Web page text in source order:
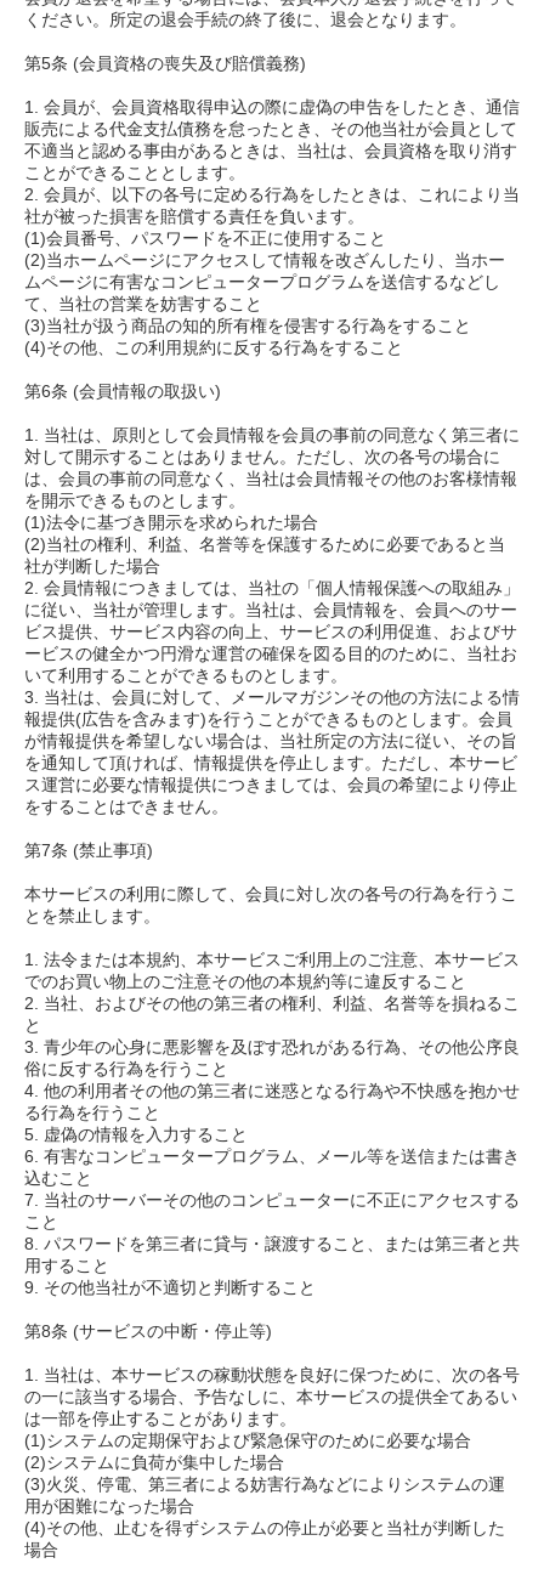
ください。所定の退会手続の終了後に、退会となります。
第5条 (会員資格の喪失及び賠償義務)
1. 会員が、会員資格取得申込の際に虚偽の申告をしたとき、通信
販売による代金支払債務を怠ったとき、その他当社が会員として
不適当と認める事由があるときは、当社は、会員資格を取り消す
ことができることとします。
2. 会員が、以下の各号に定める行為をしたときは、これにより当
社が被った損害を賠償する責任を負います。
(1)会員番号、パスワードを不正に使用すること
(2)当ホームページにアクセスして情報を改ざんしたり、当ホー
ムページに有害なコンピュータープログラムを送信するなどし
て、当社の営業を妨害すること
(3)当社が扱う商品の知的所有権を侵害する行為をすること
(4)その他、この利用規約に反する行為をすること
第6条 (会員情報の取扱い)
1. 当社は、原則として会員情報を会員の事前の同意なく第三者に
対して開示することはありません。ただし、次の各号の場合に
は、会員の事前の同意なく、当社は会員情報その他のお客様情報
を開示できるものとします。
(1)法令に基づき開示を求められた場合
(2)当社の権利、利益、名誉等を保護するために必要であると当
社が判断した場合
2. 会員情報につきましては、当社の「個人情報保護への取組み」
に従い、当社が管理します。当社は、会員情報を、会員へのサー
ビス提供、サービス内容の向上、サービスの利用促進、およびサ
ービスの健全かつ円滑な運営の確保を図る目的のために、当社お
いて利用することができるものとします。
3. 当社は、会員に対して、メールマガジンその他の方法による情
報提供(広告を含みます)を行うことができるものとします。会員
が情報提供を希望しない場合は、当社所定の方法に従い、その旨
を通知して頂ければ、情報提供を停止します。ただし、本サービ
ス運営に必要な情報提供につきましては、会員の希望により停止
をすることはできません。
第7条 (禁止事項)
本サービスの利用に際して、会員に対し次の各号の行為を行うこ
とを禁止します。
1. 法令または本規約、本サービスご利用上のご注意、本サービス
でのお買い物上のご注意その他の本規約等に違反すること
2. 当社、およびその他の第三者の権利、利益、名誉等を損ねるこ
と
3. 青少年の心身に悪影響を及ぼす恐れがある行為、その他公序良
俗に反する行為を行うこと
4. 他の利用者その他の第三者に迷惑となる行為や不快感を抱かせ
る行為を行うこと
5. 虚偽の情報を入力すること
6. 有害なコンピュータープログラム、メール等を送信または書き
込むこと
7. 当社のサーバーその他のコンピューターに不正にアクセスする
こと
8. パスワードを第三者に貸与・譲渡すること、または第三者と共
用すること
9. その他当社が不適切と判断すること
第8条 (サービスの中断・停止等)
1. 当社は、本サービスの稼動状態を良好に保つために、次の各号
の一に該当する場合、予告なしに、本サービスの提供全てあるい
は一部を停止することがあります。
(1)システムの定期保守および緊急保守のために必要な場合
(2)システムに負荷が集中した場合
(3)火災、停電、第三者による妨害行為などによりシステムの運
用が困難になった場合
(4)その他、止むを得ずシステムの停止が必要と当社が判断した
場合